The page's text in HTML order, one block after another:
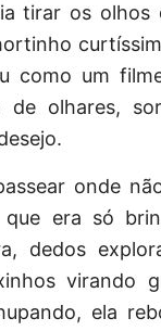
tirar os olhos
como um
olhares,
onde
era só
dedos
virando
ela